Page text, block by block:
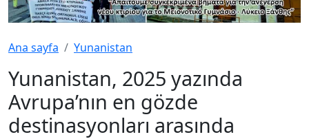
Ana sayfa Yunanistan
Yunanistan, 2025 yazında
Avrupa’nın en gözde
destinasyonları arasında